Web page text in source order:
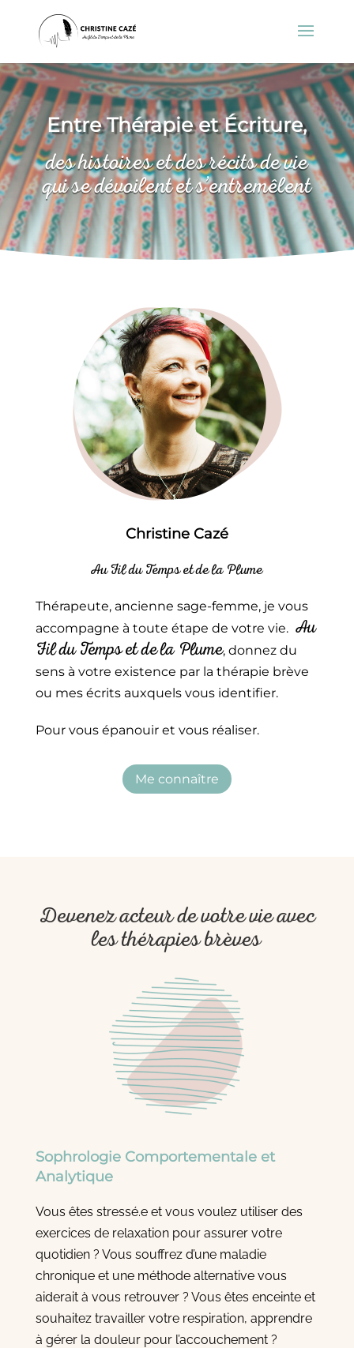
Entre Thérapie et Écriture,
des histoires et des récits de vie
qui se dévoilent et s’entremêlent
Christine Cazé
Au Fil du Temps et de la Plume
Thérapeute, ancienne sage-femme, je vous
accompagne à toute étape de votre vie. Au
Fil du Temps et de la Plume, donnez du
sens à votre existence par la thérapie brève
ou mes écrits auxquels vous identifier.
Pour vous épanouir et vous réaliser.
Me connaître
Devenez acteur de votre vie avec
les thérapies brèves
Sophrologie Comportementale et
Analytique
Vous êtes stressé.e et vous voulez utiliser des
exercices de relaxation pour assurer votre
quotidien ? Vous souffrez d’une maladie
chronique et une méthode alternative vous
aiderait à vous retrouver ? Vous êtes enceinte et
souhaitez travailler votre respiration, apprendre
à gérer la douleur pour l’accouchement ?